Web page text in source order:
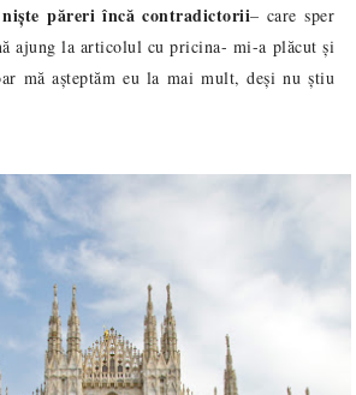
păreri încă contradictorii– care sper
ajung la articolul cu pricina- mi-a plăcut și
mă așteptăm eu la mai mult, deși nu știu